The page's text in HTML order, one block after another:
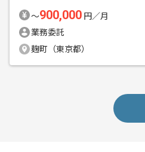
〜900,000 円／月
業務委託
麹町（東京都）